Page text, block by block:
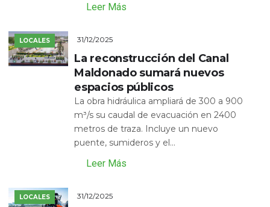
Leer Más
LOCALES 31/12/2025
La reconstrucción del Canal
Maldonado sumará nuevos
espacios públicos
La obra hidráulica ampliará de 300 a 900
m³/s su caudal de evacuación en 2400
metros de traza. Incluye un nuevo
puente, sumideros y el...
Leer Más
LOCALES 31/12/2025